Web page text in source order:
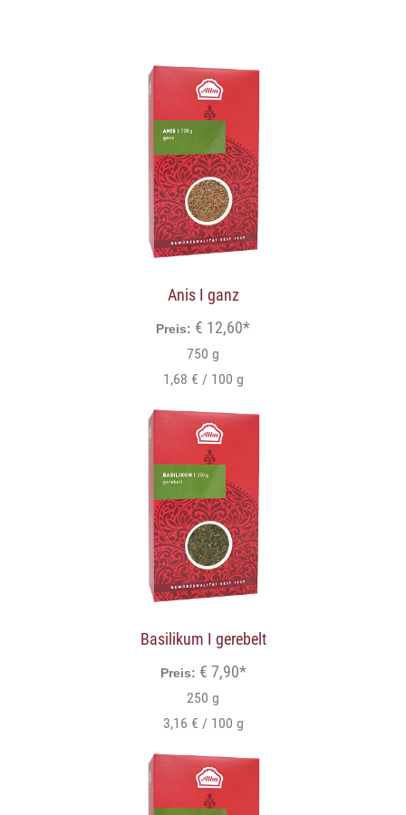
Anis I ganz
Preis: € 12,60*
750 g
1,68 € / 100 g
Basilikum I gerebelt
Preis: € 7,90*
250 g
3,16 € / 100 g